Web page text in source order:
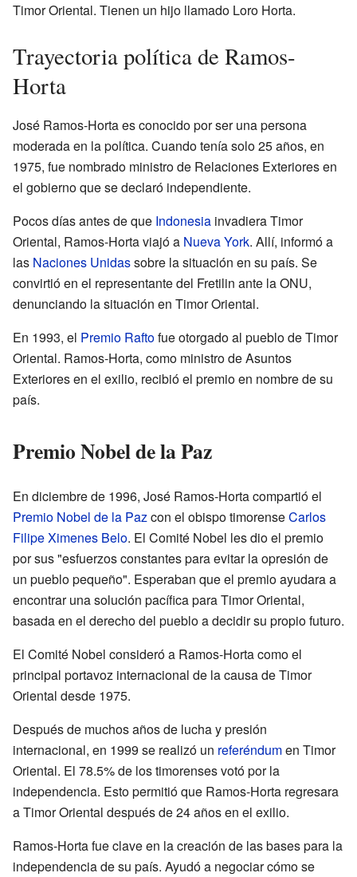
Timor Oriental. Tienen un hijo llamado Loro Horta.
Trayectoria política de Ramos-
Horta
José Ramos-Horta es conocido por ser una persona
moderada en la política. Cuando tenía solo 25 años, en
1975, fue nombrado ministro de Relaciones Exteriores en
el gobierno que se declaró independiente.
Pocos días antes de que Indonesia invadiera Timor
Oriental, Ramos-Horta viajó a Nueva York. Allí, informó a
las Naciones Unidassobre la situación en su país. Se
convirtió en el representante del Fretilin ante la ONU,
denunciando la situación en Timor Oriental.
En 1993, el Premio Raftofue otorgado al pueblo de Timor
Oriental. Ramos-Horta, como ministro de Asuntos
Exteriores en el exilio, recibió el premio en nombre de su
país.
Premio Nobel de la Paz
En diciembre de 1996, José Ramos-Horta compartió el
Premio Nobel de la Pazcon el obispo timorenseCarlos
Filipe Ximenes Belo. El Comité Nobel les dio el premio
por sus "esfuerzos constantes para evitar la opresión de
un pueblo pequeño". Esperaban que el premio ayudara a
encontrar una solución pacífica para Timor Oriental,
basada en el derecho del pueblo a decidir su propio futuro.
El Comité Nobel consideró a Ramos-Horta como el
principal portavoz internacional de la causa de Timor
Oriental desde 1975.
Después de muchos años de lucha y presión
internacional, en 1999 se realizó un referéndumen Timor
Oriental. El 78.5% de los timorenses votó por la
independencia. Esto permitió que Ramos-Horta regresara
a Timor Oriental después de 24 años en el exilio.
Ramos-Horta fue clave en la creación de las bases para la
independencia de su país. Ayudó a negociar cómo se